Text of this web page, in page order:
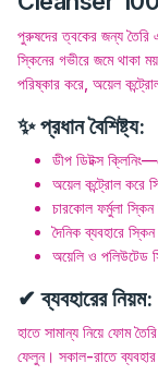
পুরুষদের ত্বকের জন্য তৈরি
স্কিনের গভীরে জমে থাকা
পরিষ্কার করে, অয়েল
✨ প্রধান বৈশিষ্ট্য:
ডীপ ডিটক্স
অয়েল কন্ট্রোল করে
চারকোল ফর্মুলা
দৈনিক ব্যবহারে
অয়েলি ও পলিউটেড
✔ ব্যবহারের নিয়ম:
হাতে সামান্য নিয়ে ফোম
ফেলুন। সকাল-রাতে